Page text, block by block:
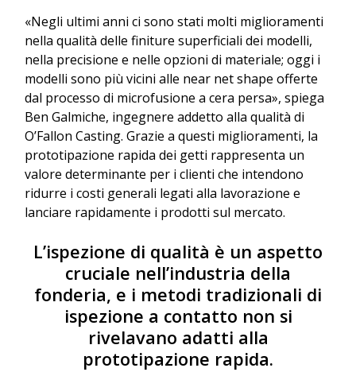
«Negli ultimi anni ci sono stati molti miglioramenti
nella qualità delle finiture superficiali dei modelli,
nella precisione e nelle opzioni di materiale; oggi i
modelli sono più vicini alle near net shape offerte
dal processo di microfusione a cera persa», spiega
Ben Galmiche, ingegnere addetto alla qualità di
O’Fallon Casting. Grazie a questi miglioramenti, la
prototipazione rapida dei getti rappresenta un
valore determinante per i clienti che intendono
ridurre i costi generali legati alla lavorazione e
lanciare rapidamente i prodotti sul mercato.
L’ispezione di qualità è un aspetto
cruciale nell’industria della
fonderia, e i metodi tradizionali di
ispezione a contatto non si
rivelavano adatti alla
prototipazione rapida.